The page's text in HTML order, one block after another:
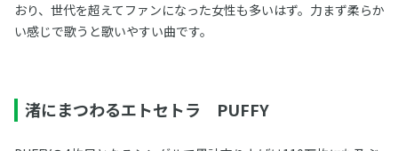
おり、世代を超えてファンになった女性も多いはず。力まず柔らか
い感じで歌うと歌いやすい曲です。
渚にまつわるエトセトラ PUFFY